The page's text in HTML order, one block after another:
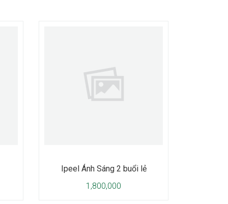
Ipeel Ánh Sáng 2 buổi lẻ
1,800,000